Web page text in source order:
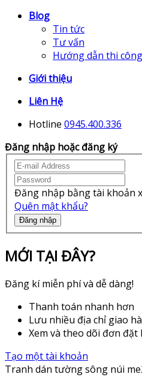
Blog
Tin tức
Tư vấn
Hướng dẫn thi công
Giới thiệu
Liên Hệ
Hotline 0945.400.336
Đăng nhập hoặc đăng ký
Đăng nhập bằng tài khoản
Quên mật khẩu?
Đăng nhập
MỚI TẠI ĐÂY?
Đăng kí miễn phí và dễ dàng!
Thanh toán nhanh hơn
Lưu nhiều địa chỉ giao
Xem và theo dõi đơn
Tạo một tài khoản
Tranh dán tường sông núi